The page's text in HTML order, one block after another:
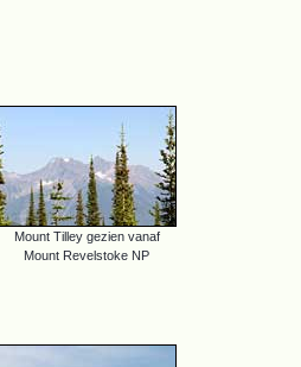
Mount Tilley gezien vanaf
Mount Revelstoke NP